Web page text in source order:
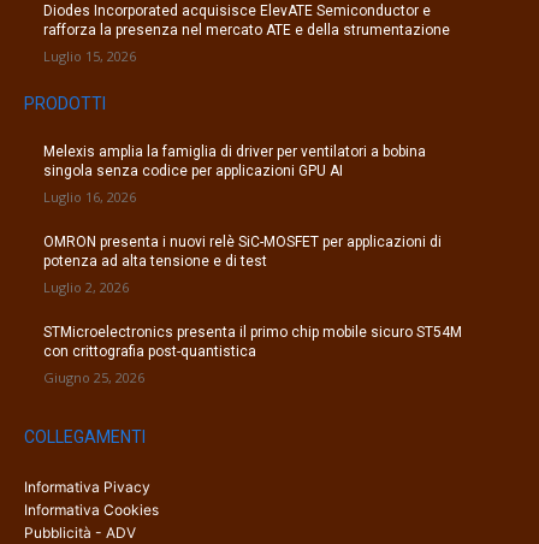
Diodes Incorporated acquisisce ElevATE Semiconductor e
rafforza la presenza nel mercato ATE e della strumentazione
Luglio 15, 2026
PRODOTTI
Melexis amplia la famiglia di driver per ventilatori a bobina
singola senza codice per applicazioni GPU AI
Luglio 16, 2026
OMRON presenta i nuovi relè SiC-MOSFET per applicazioni di
potenza ad alta tensione e di test
Luglio 2, 2026
STMicroelectronics presenta il primo chip mobile sicuro ST54M
con crittografia post-quantistica
Giugno 25, 2026
COLLEGAMENTI
Informativa Pivacy
Informativa Cookies
Pubblicità - ADV